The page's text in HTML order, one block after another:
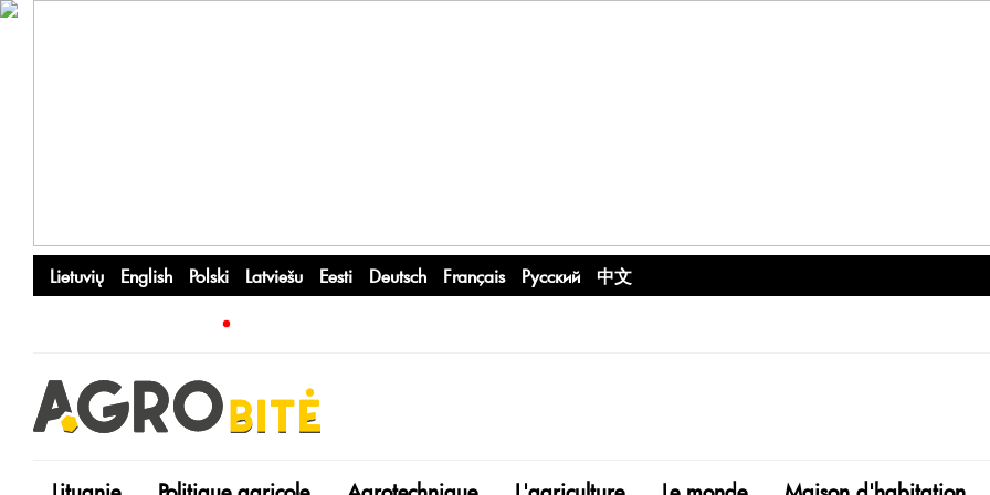
Lietuvių English Polski Latviešu Eesti Deutsch Français Русский 中文